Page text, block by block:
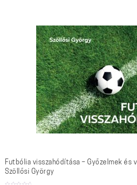
Futbólia visszahódítása – Győzelmek és
Szöllősi György